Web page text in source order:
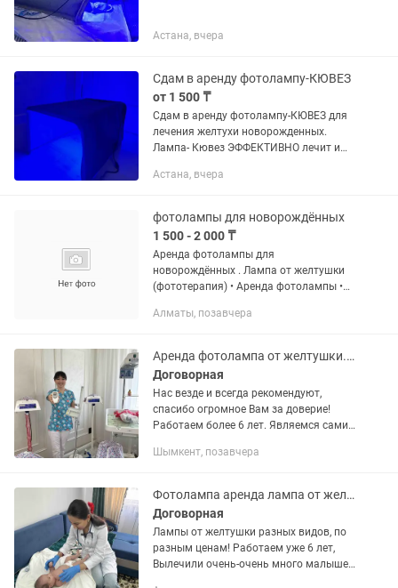
Астана, вчера
Сдам в аренду фотолампу-КЮВЕЗ
от 1 500 ₸
Сдам в аренду фотолампу-КЮВЕЗ для
лечения желтухи новорожденных.
Лампа- Кювез ЭФФЕКТИВНО лечит и
безопасное лечение малыша в
Астана, вчера
фотолампы для новорождённых
1 500 - 2 000 ₸
Аренда фотолампы для
новорождённых . Лампа от желтушки
(фототерапия) • Аренда фотолампы •
Помощь при желтушке • Консультация
Забота о...
Алматы, позавчера
Аренда фотолампа от желтушки. Прокат фото лампы. Билирубин. Тест. Билитест.
Договорная
Нас везде и всегда рекомендуют,
спасибо огромное Вам за доверие!
Работаем более 6 лет. Являемся сами
образованием! Аренда Кювез люлька
Шымкент, позавчера
Фотолампа аренда лампа от желтушки билитест билирубин Фото лампа люлька
Договорная
Лампы от желтушки разных видов, по
разным ценам! Работаем уже 6 лет,
Вылечили очень-очень много малышей